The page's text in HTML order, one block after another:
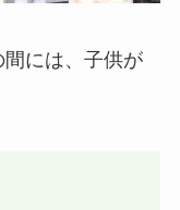
には、子供が